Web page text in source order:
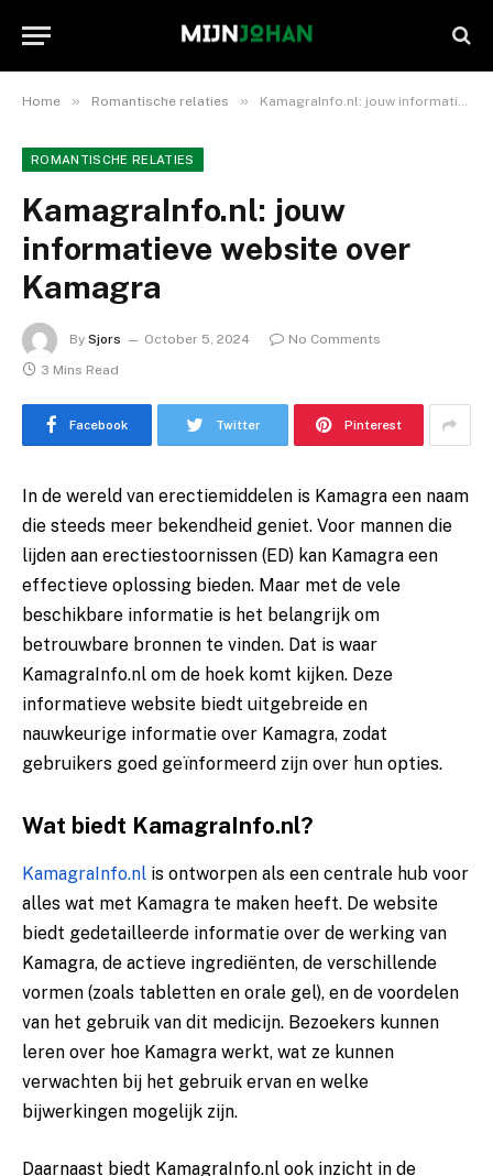
Home » Romantische relaties » KamagraInfo.nl: jouw informatieve website over Kamagra
ROMANTISCHE RELATIES
KamagraInfo.nl: jouw
informatieve website over
Kamagra
By Sjors October 5, 2024
No Comments
3 Mins Read
Facebook Twitter Pinterest
In de wereld van erectiemiddelen is Kamagra een naam
die steeds meer bekendheid geniet. Voor mannen die
lijden aan erectiestoornissen (ED) kan Kamagra een
effectieve oplossing bieden. Maar met de vele
beschikbare informatie is het belangrijk om
betrouwbare bronnen te vinden. Dat is waar
KamagraInfo.nl om de hoek komt kijken. Deze
informatieve website biedt uitgebreide en
nauwkeurige informatie over Kamagra, zodat
gebruikers goed geïnformeerd zijn over hun opties.
Wat biedt KamagraInfo.nl?
KamagraInfo.nl is ontworpen als een centrale hub voor
alles wat met Kamagra te maken heeft. De website
biedt gedetailleerde informatie over de werking van
Kamagra, de actieve ingrediënten, de verschillende
vormen (zoals tabletten en orale gel), en de voordelen
van het gebruik van dit medicijn. Bezoekers kunnen
leren over hoe Kamagra werkt, wat ze kunnen
verwachten bij het gebruik ervan en welke
bijwerkingen mogelijk zijn.
Daarnaast biedt KamagraInfo.nl ook inzicht in de